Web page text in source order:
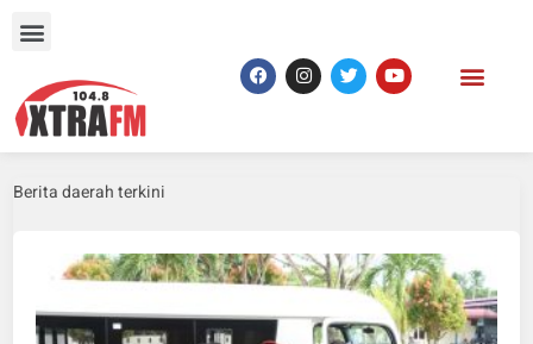
Berita daerah terkini